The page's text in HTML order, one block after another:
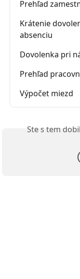
Prehľad
Krátenie
absenciu
Dovolenka pri
Prehľad
Výpočet miezd
Ste s tem